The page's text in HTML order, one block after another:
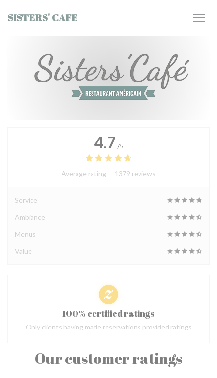
SISTERS' CAFE
Our customer ratings
4.7 /5
Average rating — 1379 reviews
Service
Ambiance
Menus
Value
100% certified ratings
Only clients having made reservations provided ratings